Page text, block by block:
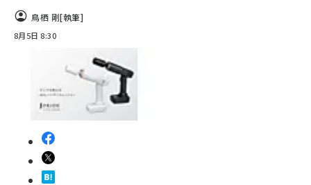
鳥栖 剛[執筆]
8月5日 8:30